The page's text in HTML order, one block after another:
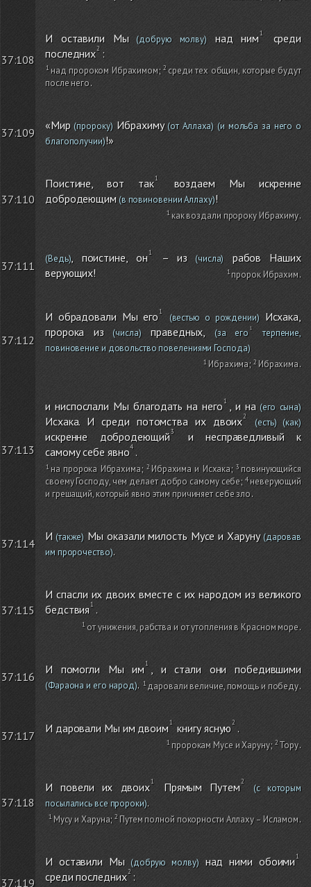
37:108
И оставили Мы(добрую молву)над ним
среди
последних :
над пророком Ибрахимом;
среди тех общин, которые будут
после него.
37:109
«Мир(пророку)Ибрахиму(от Аллаха) (и мольба за него о
благополучии)!»
37:110
Поистине, вот так
воздаем Мы искренне
добродеющим(в повиновении Аллаху)!
как воздали пророку Ибрахиму.
37:111
(Ведь), поистине, он – из(числа)
рабов Наших
верующих!
пророк Ибрахим.
37:112
И обрадовали Мы его (вестью о рождении)Исхака,
пророка из(числа)праведных, (за его
терпение,
повиновение и довольство повелениями Господа)
Ибрахима; Ибрахима.
37:113
и ниспослали Мы благодать на него , и на(его сына)
Исхака. И среди потомства их двоих (есть)(как)
искренне добродеющий
и несправедливый к
самому себе явно .
на пророка Ибрахима; Ибрахима и Исхака;
повинующийся
своему Господу, чем делает добро самому себе; неверующий
и грешащий, который явно этим причиняет себе зло.
37:114
И(также) Мы оказали милость Мусе и Харуну(даровав
им пророчество).
37:115
И спасли их двоих вместе с их народом из великого
бедствия .
от унижения, рабства и от утопления в Красном море.
37:116
И помогли Мы им , и стали они победившими
(Фараона и его народ). даровали величие, помощь и победу.
37:117
И даровали Мы им двоим книгу ясную .
пророкам Мусе и Харуну; Тору.
37:118
И повели их двоих Прямым Путем
(с которым
посылались все пророки).
Мусу и Харуна; Путем полной покорности Аллаху – Исламом.
37:119
И оставили Мы(добрую молву)над ними обоими
среди последних :